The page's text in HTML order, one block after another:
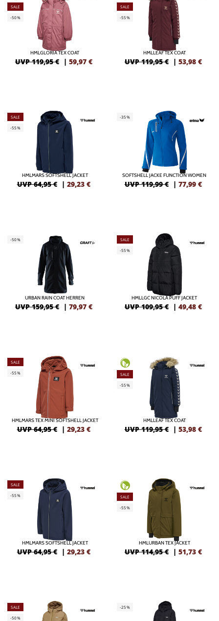
SALE
-50%
HMLGLORIA TEX COAT
UVP 119,95 € | 59,97 €
SALE
-55%
HMLLEAF TEX COAT
UVP 119,95 € | 53,98 €
SALE
-55%
HMLMARS SOFTSHELL JACKET
UVP 64,95 € | 29,23 €
-35%
SOFTSHELL JACKE FUNCTION WOMEN
UVP 119,99 € | 77,99 €
-50%
URBAN RAIN COAT HERREN
UVP 159,95 € | 79,97 €
SALE
-55%
HMLLGC NICOLA PUFF JACKET
UVP 109,95 € | 49,48 €
SALE
-55%
HMLMARS TEX MINI SOFTSHELL JACKET
UVP 64,95 € | 29,23 €
SALE
-55%
HMLLEAF TEX COAT
UVP 119,95 € | 53,98 €
SALE
-55%
HMLMARS SOFTSHELL JACKET
UVP 64,95 € | 29,23 €
SALE
-55%
HMLURBAN TEX JACKET
UVP 114,95 € | 51,73 €
SALE
-50%
-25%